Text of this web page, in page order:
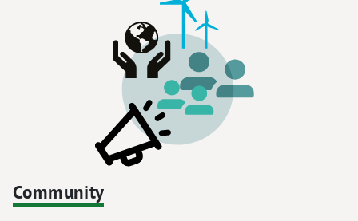
Community